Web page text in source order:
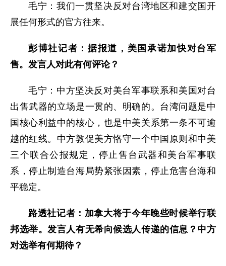
毛宁：我们一贯坚决反对台湾地区和建交国开
展任何形式的官方往来。
彭博社记者：据报道，美国承诺加快对台军
售。发言人对此有何评论？
毛宁：中方坚决反对美台军事联系和美国对台
出售武器的立场是一贯的、明确的。台湾问题是中
国核心利益中的核心，也是中美关系第一条不可逾
越的红线。中方敦促美方恪守一个中国原则和中美
三个联合公报规定，停止售台武器和美台军事联
系，停止制造台海局势紧张因素，停止危害台海和
平稳定。
路透社记者：加拿大将于今年晚些时候举行联
邦选举。发言人有无希向候选人传递的信息？中方
对选举有何期待？